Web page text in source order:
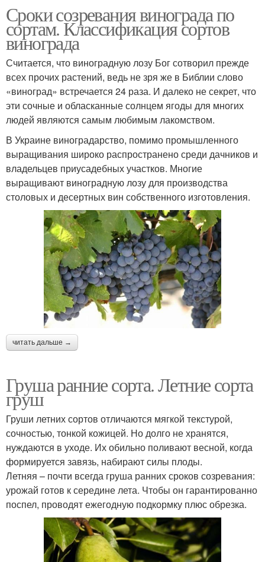
Сроки созревания винограда по
сортам. Классификация сортов
винограда
Считается, что виноградную лозу Бог сотворил прежде
всех прочих растений, ведь не зря же в Библии слово
«виноград» встречается 24 раза. И далеко не секрет, что
эти сочные и обласканные солнцем ягоды для многих
людей являются самым любимым лакомством.
В Украине виноградарство, помимо промышленного
выращивания широко распространено среди дачников и
владельцев приусадебных участков. Многие
выращивают виноградную лозу для производства
столовых и десертных вин собственного изготовления.
читать дальше →
Груша ранние сорта. Летние сорта
груш
Груши летних сортов отличаются мягкой текстурой,
сочностью, тонкой кожицей. Но долго не хранятся,
нуждаются в уходе. Их обильно поливают весной, когда
формируется завязь, набирают силы плоды.
Летняя – почти всегда груша ранних сроков созревания:
урожай готов к середине лета. Чтобы он гарантированно
поспел, проводят ежегодную подкормку плюс обрезка.